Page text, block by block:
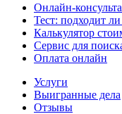
Онлайн-
Тест: подходит
Калькулятор
Сервис для
Оплата онлайн
Услуги
Выигранные дела
Отзывы